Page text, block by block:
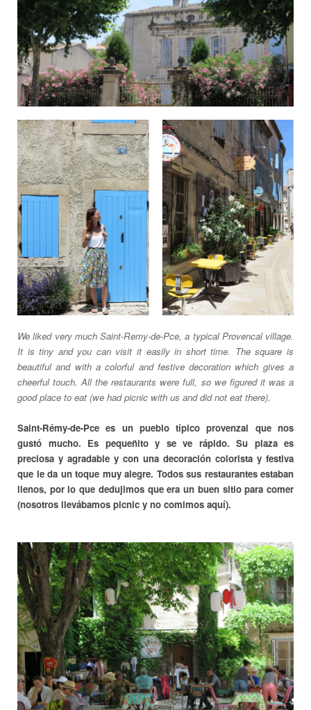
We liked very much Saint-Remy-de-Pce, a typical Provencal village.
It is tiny and you can visit it easily in short time. The square is
beautiful and with a colorful and festive decoration which gives a
cheerful touch. All the restaurants were full, so we figured it was a
good place to eat (we had picnic with us and did not eat there).
Saint-Rémy-de-Pce es un pueblo típico provenzal que nos
gustó mucho. Es pequeñito y se ve rápido. Su plaza es
preciosa y agradable y con una decoración colorista y festiva
que le da un toque muy alegre. Todos sus restaurantes estaban
llenos, por lo que dedujimos que era un buen sitio para comer
(nosotros llevábamos picnic y no comimos aquí).